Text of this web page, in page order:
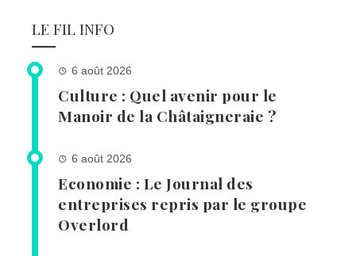
LE FIL INFO
6 août 2026
Culture : Quel avenir pour le
Manoir de la Châtaigneraie ?
6 août 2026
Economie : Le Journal des
entreprises repris par le groupe
Overlord